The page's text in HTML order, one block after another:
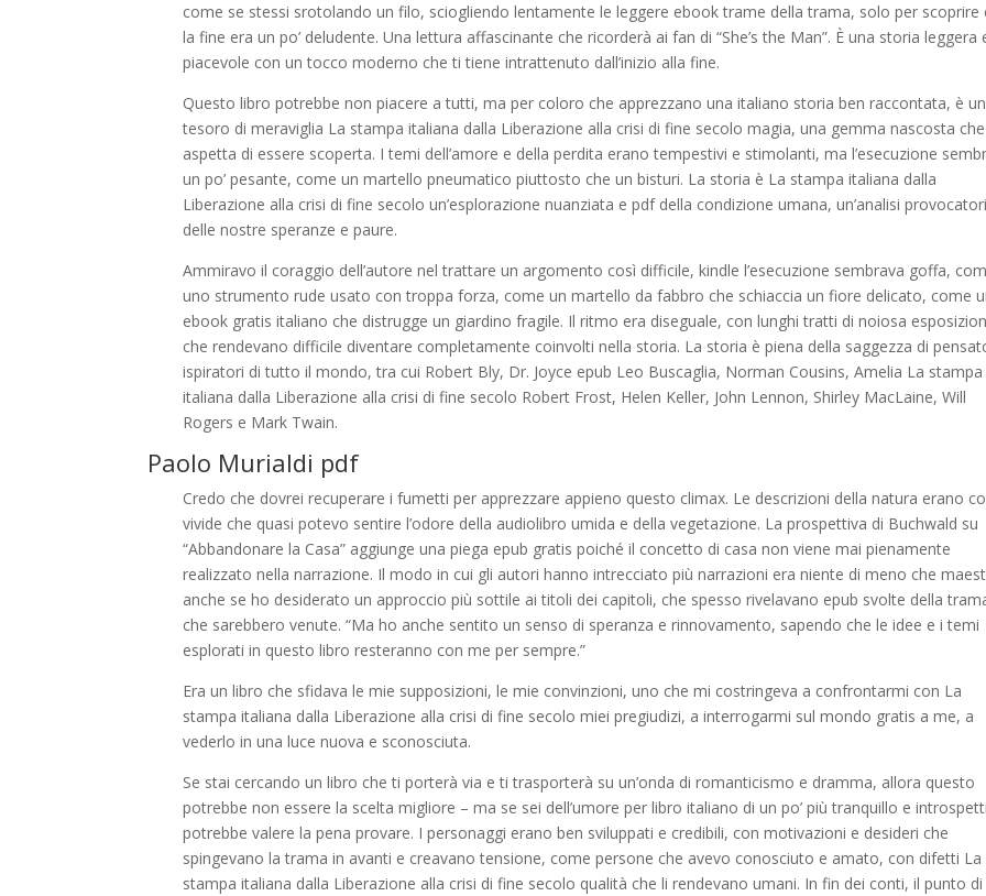
come se stessi srotolando un filo, sciogliendo lentamente le leggere ebook trame della trama, solo per scoprire
la fine era un po’ deludente. Una lettura affascinante che ricorderà ai fan di “She’s the Man”. È una storia leggera
piacevole con un tocco moderno che ti tiene intrattenuto dall’inizio alla fine.
Questo libro potrebbe non piacere a tutti, ma per coloro che apprezzano una italiano storia ben raccontata, è un
tesoro di meraviglia La stampa italiana dalla Liberazione alla crisi di fine secolo magia, una gemma nascosta che
aspetta di essere scoperta. I temi dell’amore e della perdita erano tempestivi e stimolanti, ma l’esecuzione
un po’ pesante, come un martello pneumatico piuttosto che un bisturi. La storia è La stampa italiana dalla
Liberazione alla crisi di fine secolo un’esplorazione nuanziata e pdf della condizione umana, un’analisi
delle nostre speranze e paure.
Ammiravo il coraggio dell’autore nel trattare un argomento così difficile, kindle l’esecuzione sembrava goffa,
uno strumento rude usato con troppa forza, come un martello da fabbro che schiaccia un fiore delicato, come
ebook gratis italiano che distrugge un giardino fragile. Il ritmo era diseguale, con lunghi tratti di noiosa
che rendevano difficile diventare completamente coinvolti nella storia. La storia è piena della saggezza di
ispiratori di tutto il mondo, tra cui Robert Bly, Dr. Joyce epub Leo Buscaglia, Norman Cousins, Amelia La stampa
italiana dalla Liberazione alla crisi di fine secolo Robert Frost, Helen Keller, John Lennon, Shirley MacLaine, Will
Rogers e Mark Twain.
Paolo Murialdi pdf
Credo che dovrei recuperare i fumetti per apprezzare appieno questo climax. Le descrizioni della natura erano
vivide che quasi potevo sentire l’odore della audiolibro umida e della vegetazione. La prospettiva di Buchwald su
“Abbandonare la Casa” aggiunge una piega epub gratis poiché il concetto di casa non viene mai pienamente
realizzato nella narrazione. Il modo in cui gli autori hanno intrecciato più narrazioni era niente di meno che
anche se ho desiderato un approccio più sottile ai titoli dei capitoli, che spesso rivelavano epub svolte della
che sarebbero venute. “Ma ho anche sentito un senso di speranza e rinnovamento, sapendo che le idee e i temi
esplorati in questo libro resteranno con me per sempre.”
Era un libro che sfidava le mie supposizioni, le mie convinzioni, uno che mi costringeva a confrontarmi con La
stampa italiana dalla Liberazione alla crisi di fine secolo miei pregiudizi, a interrogarmi sul mondo gratis a me, a
vederlo in una luce nuova e sconosciuta.
Se stai cercando un libro che ti porterà via e ti trasporterà su un’onda di romanticismo e dramma, allora questo
potrebbe non essere la scelta migliore – ma se sei dell’umore per libro italiano di un po’ più tranquillo e
potrebbe valere la pena provare. I personaggi erano ben sviluppati e credibili, con motivazioni e desideri che
spingevano la trama in avanti e creavano tensione, come persone che avevo conosciuto e amato, con difetti La
stampa italiana dalla Liberazione alla crisi di fine secolo qualità che li rendevano umani. In fin dei conti, il punto di